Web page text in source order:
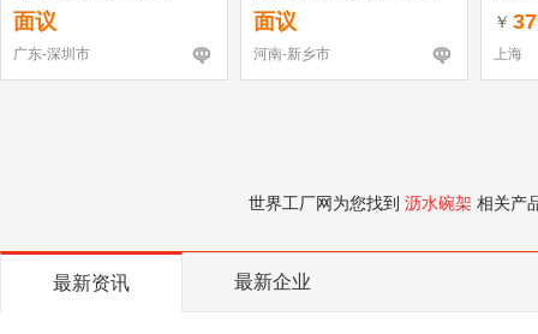
面议
广东-深圳市
面议
河南-新乡市
￥
上海
世界工厂网为您找到 沥水碗架 相关产
最新资讯 最新企业